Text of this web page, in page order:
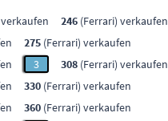
246 (Ferrari) verkaufen
275 (Ferrari) verkaufen
3 308 (Ferrari) verkaufen
330 (Ferrari) verkaufen
360 (Ferrari) verkaufen